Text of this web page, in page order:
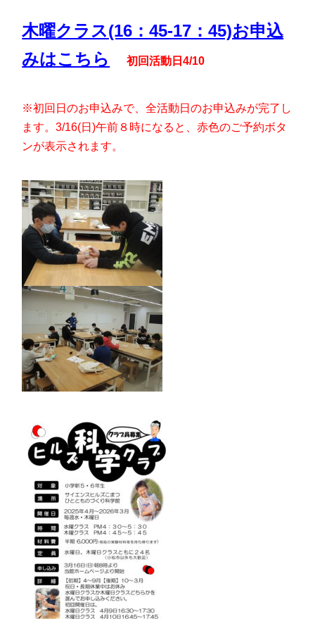
木曜クラス(16：45-17：45)お申込
みはこちら
初回活動日4/10
※初回日のお申込みで、全活動日のお申込みが完了し
ます。3/16(日)午前８時になると、赤色のご予約ボタ
ンが表示されます。